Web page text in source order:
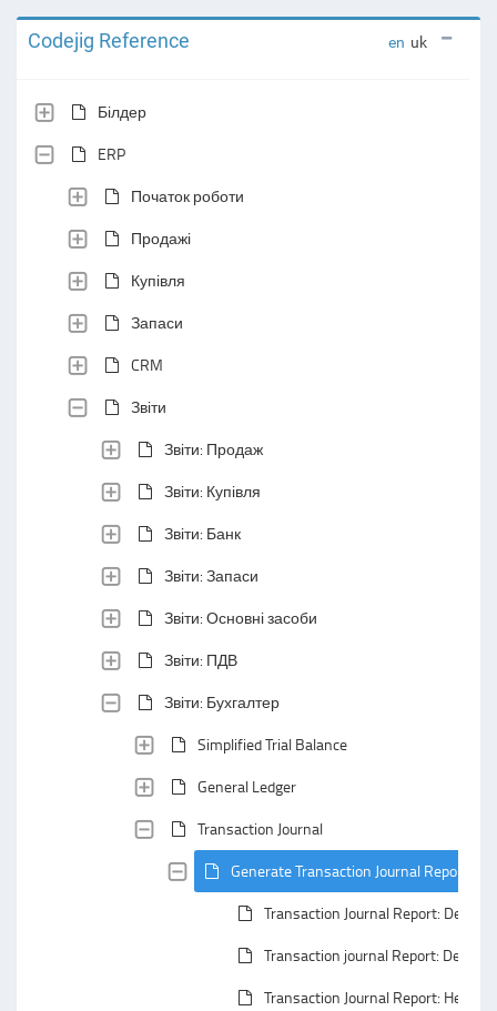
Codejig Reference en uk
Білдер
ERP
Початок роботи
Продажі
Купівля
Запаси
CRM
Звіти
Звіти: Продаж
Звіти: Купівля
Звіти: Банк
Звіти: Запаси
Звіти: Основні засоби
Звіти: ПДВ
Звіти: Бухгалтер
Simplified Trial Balance
General Ledger
Transaction Journal
Generate Transaction Journal Report
Transaction Journal Report: Default
Transaction journal Report: Default
Transaction Journal Report: Header